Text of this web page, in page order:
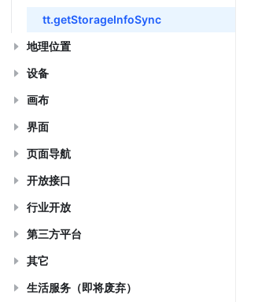
tt.getStorageInfoSync
地理位置
设备
画布
界面
页面导航
开放接口
行业开放
第三方平台
其它
生活服务（即将废弃）